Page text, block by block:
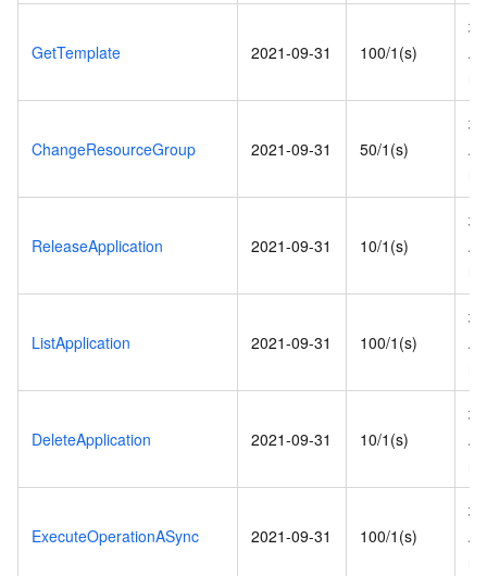
GetTemplate 2021-09-31 100/1(s)
ChangeResourceGroup 2021-09-31 50/1(s)
ReleaseApplication 2021-09-31 10/1(s)
ListApplication 2021-09-31 100/1(s)
DeleteApplication 2021-09-31 10/1(s)
ExecuteOperationASync 2021-09-31 100/1(s)